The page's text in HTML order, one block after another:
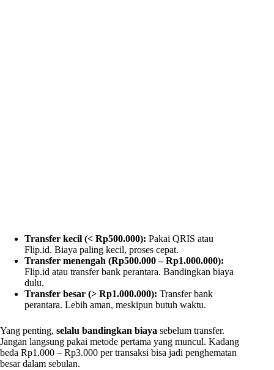
Transfer kecil (< Rp500.000): Pakai QRIS atau
Flip.id. Biaya paling kecil, proses cepat.
Transfer menengah (Rp500.000 – Rp1.000.000):
Flip.id atau transfer bank perantara. Bandingkan biaya
dulu.
Transfer besar (> Rp1.000.000): Transfer bank
perantara. Lebih aman, meskipun butuh waktu.
Yang penting, selalu bandingkan biaya sebelum transfer.
Jangan langsung pakai metode pertama yang muncul. Kadang
beda Rp1.000 – Rp3.000 per transaksi bisa jadi penghematan
besar dalam sebulan.